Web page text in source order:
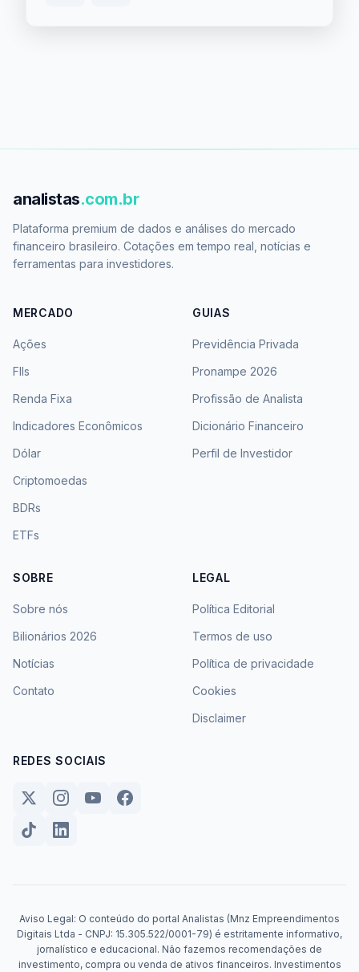
analistas.com.br
Plataforma premium de dados e análises do mercado
financeiro brasileiro. Cotações em tempo real, notícias e
ferramentas para investidores.
MERCADO
Ações
FIIs
Renda Fixa
Indicadores Econômicos
Dólar
Criptomoedas
BDRs
ETFs
GUIAS
Previdência Privada
Pronampe 2026
Profissão de Analista
Dicionário Financeiro
Perfil de Investidor
SOBRE
Sobre nós
Bilionários 2026
Notícias
Contato
LEGAL
Política Editorial
Termos de uso
Política de privacidade
Cookies
Disclaimer
REDES SOCIAIS
Aviso Legal: O conteúdo do portal Analistas (Mnz Empreendimentos
Digitais Ltda - CNPJ: 15.305.522/0001-79) é estritamente informativo,
jornalístico e educacional. Não fazemos recomendações de
investimento, compra ou venda de ativos financeiros. Investimentos